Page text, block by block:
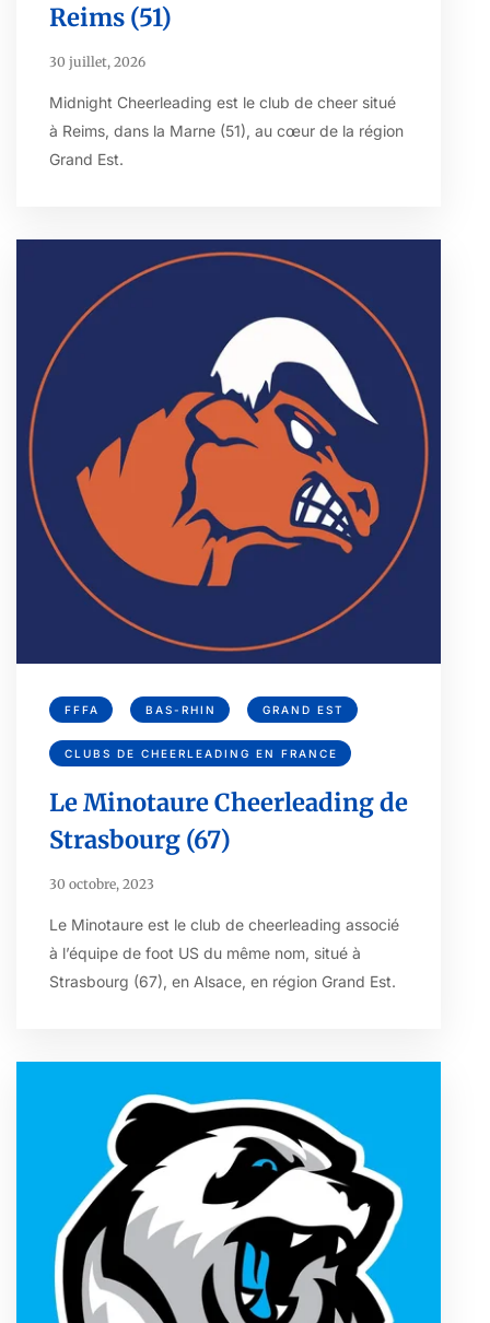
Reims (51)
30 juillet, 2026
Midnight Cheerleading est le club de cheer situé
à Reims, dans la Marne (51), au cœur de la région
Grand Est.
FFFA BAS-RHIN GRAND EST
CLUBS DE CHEERLEADING EN FRANCE
Le Minotaure Cheerleading de
Strasbourg (67)
30 octobre, 2023
Le Minotaure est le club de cheerleading associé
à l’équipe de foot US du même nom, situé à
Strasbourg (67), en Alsace, en région Grand Est.